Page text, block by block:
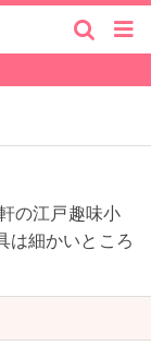
の江戸趣味小
は細かいところ